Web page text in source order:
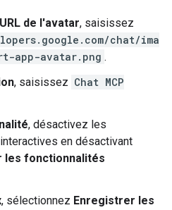
URL de l'avatar, saisissez
chat/ima
app-avatar.png .
, saisissez Chat MCP
, désactivez les
en désactivant
les fonctionnalités
, sélectionnez Enregistrer les